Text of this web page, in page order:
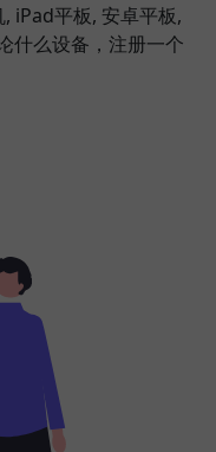
iPad平板, 安卓平板,
什么设备，注册一个